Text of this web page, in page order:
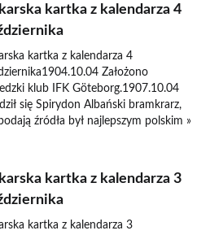
kartka z kalendarza 4
kartka z kalendarza 4
Założono
klub IFK Göteborg.1907.10.04
się Spirydon Albański bramkrarz,
źródła był najlepszym polskim »
kartka z kalendarza 3
kartka z kalendarza 3